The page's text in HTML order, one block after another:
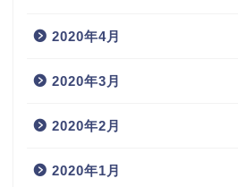
2020年4月
2020年3月
2020年2月
2020年1月